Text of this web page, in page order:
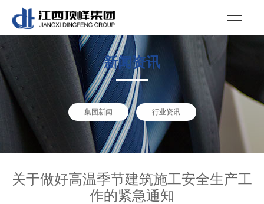
新闻资讯
集团新闻 行业资讯
关于做好高温季节建筑施工安全生产工
作的紧急通知